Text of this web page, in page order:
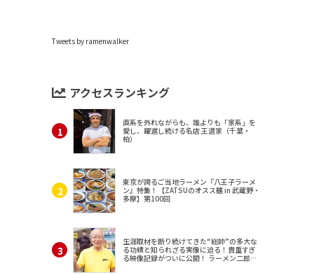
Tweets by ramenwalker
アクセスランキング
直系を外れながらも、誰よりも「家系」を
愛し、躍進し続ける名店 王道家（千葉・
柏）
東京が誇るご当地ラーメン『八王子ラーメ
ン』特集！【ZATSUのオスス麺 in 武蔵野・
多摩】第100回
生涯取材を断り続けてきた“総帥”の多大な
る功績と知られざる実像に迫る！貴重すぎ
る映像記録がついに公開！ ラーメン二郎